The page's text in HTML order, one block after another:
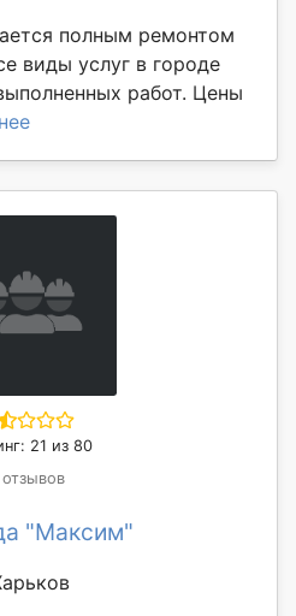
полным ремонтом
виды услуг в городе
работ. Цены
21 из 80
"Максим"